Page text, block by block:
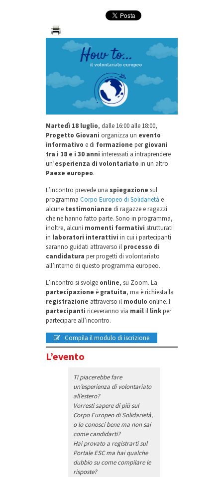
Martedì 18 luglio, dalle 16:00 alle 18:00,
Progetto Giovani organizza un evento
informativo e di formazione pergiovani
tra i 18 e i 30 anni interessati a intraprendere
un’esperienza di volontariato in un altro
Paese europeo.
L’incontro prevede una spiegazione sul
programma Corpo Europeo di Solidarietà e
alcune testimonianze di ragazze e ragazzi
che ne hanno fatto parte. Sono in programma,
inoltre, alcuni momenti formativi strutturati
in laboratori interattivi in cui i partecipanti
saranno guidati attraverso il processo di
candidatura per progetti di volontariato
all’interno di questo programma europeo.
L’incontro si svolge online, su Zoom. La
partecipazione è gratuita, ma è richiesta la
registrazione attraverso il modulo online. I
partecipanti riceveranno via mailil linkper
partecipare all’incontro.
Compila il modulo di iscrizione
L’evento
Ti piacerebbe fare
un’esperienza di volontariato
all’estero?
Vorresti sapere di più sul
Corpo Europeo di Solidarietà,
o lo conosci bene ma non sai
come candidarti?
Hai provato a registrarti sul
Portale ESC ma hai qualche
dubbio su come compilare le
risposte?